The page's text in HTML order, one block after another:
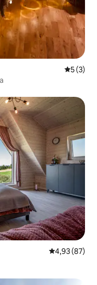
5 av 5 i
5 (3)
4,93 av 5 i
4,93 (87)